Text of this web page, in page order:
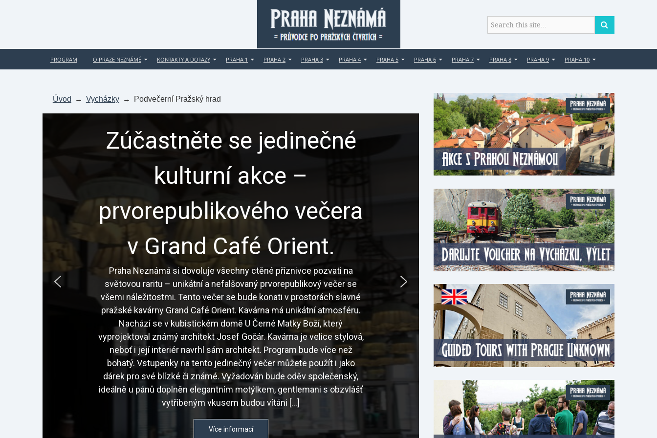
PROGRAM O PRAZE NEZNÁMÉ KONTAKTY A DOTAZY PRAHA 1 PRAHA 2 PRAHA 3 PRAHA 4 PRAHA 5 PRAHA 6 PRAHA 7 PRAHA 8 PRAHA 9 PRAHA 10
Úvod → Vycházky → Podvečerní Pražský hrad
Zúčastněte se jedinečné
kulturní akce –
prvorepublikového večera
v Grand Café Orient.
Praha Neznámá si dovoluje všechny ctěné příznivce pozvati na
světovou raritu – unikátní a nefalšovaný prvorepublikový večer se
všemi náležitostmi. Tento večer se bude konati v prostorách slavné
pražské kavárny Grand Café Orient. Kavárna má unikátní atmosféru.
Nachází se v kubistickém domě U Černé Matky Boží, který
vyprojektoval známý architekt Josef Gočár. Kavárna je velice stylová,
neboť i její interiér navrhl sám architekt. Program bude více než
bohatý. Vstupenky na tento jedinečný večer můžete použít i jako
dárek pro své blízké či známé. Vyžadován bude oděv společenský,
ideálně u pánů doplněn elegantním motýlkem, gentlemani s obzvlášť
vytříbeným vkusem budou vítáni […]
Více informací